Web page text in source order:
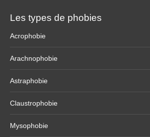
Les types de phobies
Acrophobie
Arachnophobie
Astraphobie
Claustrophobie
Mysophobie